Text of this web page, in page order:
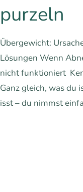
purzeln
Übergewicht:
Lösungen Wenn
nicht funktioniert
Ganz gleich, was du
isst – du nimmst